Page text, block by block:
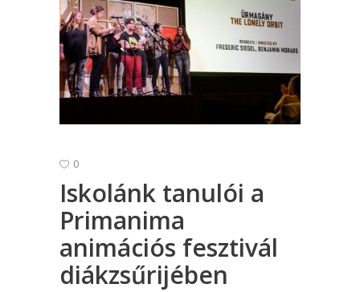
0
Iskolánk tanulói a
Primanima
animációs fesztivál
diákzsűrijében